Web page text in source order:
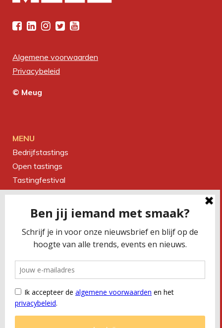
Algemene voorwaarden
Privacybeleid
© Meug
MENU
Bedrijfstastings
Open tastings
Tastingfestival
Magazine
Over ons
CONTACTEER ONS
Smaakbureau Meug
Kerkstraat 19 | 2060 Antwerpen
T +32 (0) 479 32 02 66